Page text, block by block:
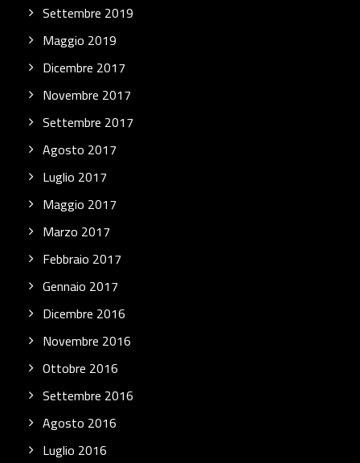
Settembre 2019
Maggio 2019
Dicembre 2017
Novembre 2017
Settembre 2017
Agosto 2017
Luglio 2017
Maggio 2017
Marzo 2017
Febbraio 2017
Gennaio 2017
Dicembre 2016
Novembre 2016
Ottobre 2016
Settembre 2016
Agosto 2016
Luglio 2016